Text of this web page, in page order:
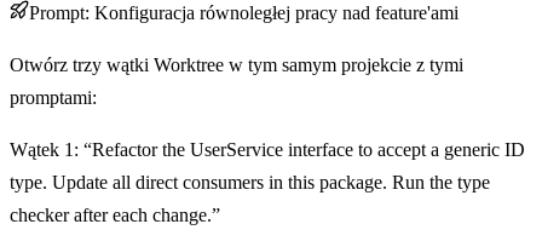
Prompt: Konfiguracja równoległej pracy nad feature'ami
Otwórz trzy wątki Worktree w tym samym projekcie z tymi
promptami:
Wątek 1: “Refactor the UserService interface to accept a generic ID
type. Update all direct consumers in this package. Run the type
checker after each change.”